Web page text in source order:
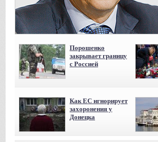
Порошенко
закрывает границу
с Россией
Как ЕС игнорирует
захоронения у
Донецка